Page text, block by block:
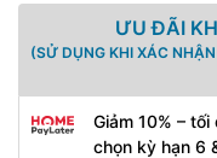
ƯU ĐÃI
(SỬ DỤNG KHI XÁC
Giảm 10% –
chọn kỳ hạn 6